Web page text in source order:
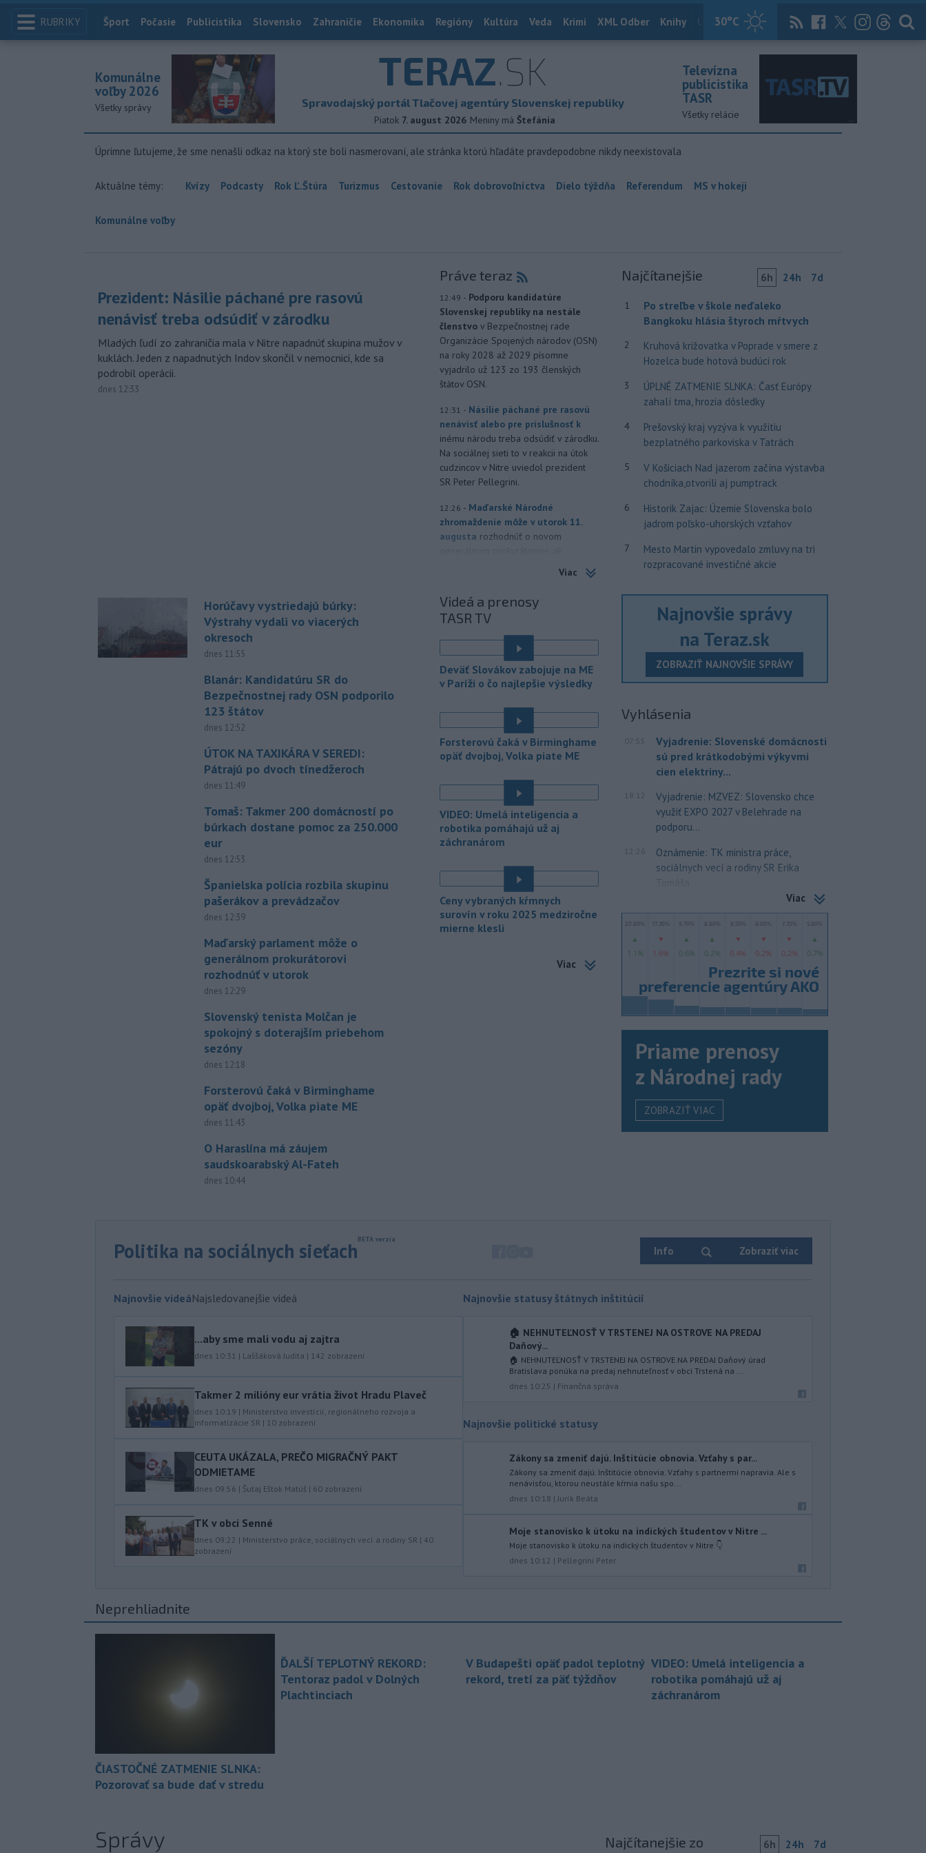
RUBRIKY 30°C
Index
Šport Počasie Publicistika Slovensko Zahraničie Ekonomika Regióny Kultúra Veda Krimi XML Odber Knihy Útulkovo Magazín News Now Archív
TERAZ.SK
Spravodajský portál Tlačovej agentúry Slovenskej republiky
Piatok 7. august 2026 Meniny má Štefánia
Komunálne
voľby 2026
Všetky správy
Televízna
publicistika
TASR
Všetky relácie
Úprimne ľutujeme, že sme nenašli odkaz na ktorý ste boli nasmerovaní, ale stránka ktorú hľadáte pravdepodobne nikdy neexistovala
Aktuálne témy: Kvízy Podcasty Rok Ľ.Štúra Turizmus Cestovanie Rok dobrovoľníctva Dielo týždňa Referendum MS v hokeji
Komunálne voľby
Prezident: Násilie páchané pre rasovú
nenávisť treba odsúdiť v zárodku
Mladých ľudí zo zahraničia mala v Nitre napadnúť skupina mužov v
kuklách. Jeden z napadnutých Indov skončil v nemocnici, kde sa
podrobil operácii.
dnes 12:33
Horúčavy vystriedajú búrky:
Výstrahy vydali vo viacerých
okresoch
dnes 11:55
Blanár: Kandidatúru SR do
Bezpečnostnej rady OSN podporilo
123 štátov
dnes 12:52
ÚTOK NA TAXIKÁRA V SEREDI:
Pátrajú po dvoch tínedžeroch
dnes 11:49
Tomaš: Takmer 200 domácností po
búrkach dostane pomoc za 250.000
eur
dnes 12:53
Španielska polícia rozbila skupinu
pašerákov a prevádzačov
dnes 12:39
Maďarský parlament môže o
generálnom prokurátorovi
rozhodnúť v utorok
dnes 12:29
Slovenský tenista Molčan je
spokojný s doterajším priebehom
sezóny
dnes 12:18
Forsterovú čaká v Birminghame
opäť dvojboj, Volka piate ME
dnes 11:43
O Haraslína má záujem
saudskoarabský Al-Fateh
dnes 10:44
Práve teraz
12:49 - Podporu kandidatúre
Slovenskej republiky na nestále
členstvo v Bezpečnostnej rade
Organizácie Spojených národov (OSN)
na roky 2028 až 2029 písomne
vyjadrilo už 123 zo 193 členských
štátov OSN.
12:31 - Násilie páchané pre rasovú
nenávisť alebo pre príslušnosť k
inému národu treba odsúdiť v zárodku.
Na sociálnej sieti to v reakcii na útok
cudzincov v Nitre uviedol prezident
SR Peter Pellegrini.
12:26 - Maďarské Národné
zhromaždenie môže v utorok 11.
augusta rozhodnúť o novom
šesťmesačnej výpovednej lehoty.
12:00 - Silné búrky vo štvrtok
vyvolali v hornatých oblastiach
Rakúska povodne a
11:51 - Slovenský
hydrometeorologický ústav (SHMÚ)
viacerých okresoch stredného a
východného Slovenska. Vydal preto
výstrahu prvého stupňa.
požiada Národný bezpečnostnýúrad
(NBÚ) o nezávislé odborné posúdenie
dodaných radarových zariadení, ktoré
sú v pilotnej prevádzke.
horúčavy a nedostatok pitnej vody
boli do odvolania vyhlásené
mimoriadne situácie v obciach Nižný
Čaj a Vyšný Čaj v okrese Košice-okolie.
hudobného festivalu
- Počet potvrdených prípadov
v Konžskej demokratickej republike
(KDR) presiahol hranicu 4000.
V stredu sa bude dať
pozorovať čiastočné zatmenie
- Generálna prokuratúra SR
obvodov celkovo osem
protestov prokurátora, a to proti
piatim uzneseniam mestských
zastupiteľstiev a trom uzneseniam
Predseda Národnej rady SR
Richard Raši (Hlas-SD) odsudzuje
mladých ľudí zo zahraničia,
stupňa platialen pre južné okresy.
Informuje o tom Slovenský
Viac
Videá a prenosy
TASR TV
Deväť Slovákov zabojuje na ME
v Paríži o čo najlepšie výsledky
Forsterovú čaká v Birminghame
opäť dvojboj, Volka piate ME
VIDEO: Umelá inteligencia a
robotika pomáhajú už aj
záchranárom
Ceny vybraných kŕmnych
surovín v roku 2025 medziročne
mierne klesli
Viac
Najčítanejšie 6h 24h 7d
1
Po streľbe v škole neďaleko
Bangkoku hlásia štyroch mŕtvych
2
Kruhová križovatka v Poprade v smere z
Hozelca bude hotová budúci rok
3
ÚPLNÉ ZATMENIE SLNKA: Časť Európy
zahalí tma, hrozia dôsledky
4
Prešovský kraj vyzýva k využitiu
bezplatného parkoviska v Tatrách
5
V Košiciach Nad jazerom začína výstavba
chodníka,otvorili aj pumptrack
6
Historik Zajac: Územie Slovenska bolo
jadrom poľsko-uhorských vzťahov
7
Mesto Martin vypovedalo zmluvy na tri
rozpracované investičné akcie
Najnovšie správy
na Teraz.sk
ZOBRAZIŤ NAJNOVŠIE SPRÁVY
Vyhlásenia
07:55
Vyjadrenie: Slovenské domácnosti
sú pred krátkodobými výkyvmi
cien elektriny...
18:12
Vyjadrenie: MZVEZ: Slovensko chce
využiť EXPO 2027 v Belehrade na
podporu...
12:26
Oznámenie: TK ministra práce,
sociálnych vecí a rodiny SR Erika
Tomáša
Viac
Priame prenosy
z Národnej rady
ZOBRAZIŤ VIAC
Politika na sociálnych sieťach Info Zobraziť viac
Najnovšie videáNajsledovanejšie videá
...aby sme mali vodu aj zajtra
dnes 10:31 | Laššáková Judita | 142 zobrazení
Takmer 2 milióny eur vrátia život Hradu Plaveč
dnes 10:19 | Ministerstvo investícií, regionálneho rozvoja a
informatizácie SR | 10 zobrazení
CEUTA UKÁZALA, PREČO MIGRAČNÝ PAKT
ODMIETAME
dnes 09:56 | Šutaj Eštok Matúš | 60 zobrazení
TK v obci Senné
dnes 09:22 | Ministerstvo práce, sociálnych vecí a rodiny SR | 40
zobrazení
Najnovšie statusy štátnych inštitúcií
🏠 NEHNUTEĽNOSŤ V TRSTENEJ NA OSTROVE NA PREDAJ
Daňový...
🏠 NEHNUTEĽNOSŤ V TRSTENEJ NA OSTROVE NA PREDAJ Daňový úrad
Bratislava ponúka na predaj nehnuteľnosť v obci Trstená na ...
dnes 10:25 | Finančná správa
Najnovšie politické statusy
Zákony sa zmeniť dajú. Inštitúcie obnovia. Vzťahy s par...
Zákony sa zmeniť dajú. Inštitúcie obnovia. Vzťahy s partnermi napravia. Ale s
nenávisťou, ktorou neustále kŕmia našu spo...
dnes 10:18 |Jurík Beáta
Moje stanovisko k útoku na indických študentov v Nitre ...
Moje stanovisko k útoku na indických študentov v Nitre 👇
dnes 10:12 | Pellegrini Peter
Neprehliadnite
ČIASTOČNÉ ZATMENIE SLNKA:
Pozorovať sa bude dať v stredu
ĎALŠÍ TEPLOTNÝ REKORD:
Tentoraz padol v Dolných
Plachtinciach
V Budapešti opäť padol teplotný
rekord, tretí za päť týždňov
VIDEO: Umelá inteligencia a
robotika pomáhajú už aj
záchranárom
Správy
Najčítanejšie zo
6h 24h 7d